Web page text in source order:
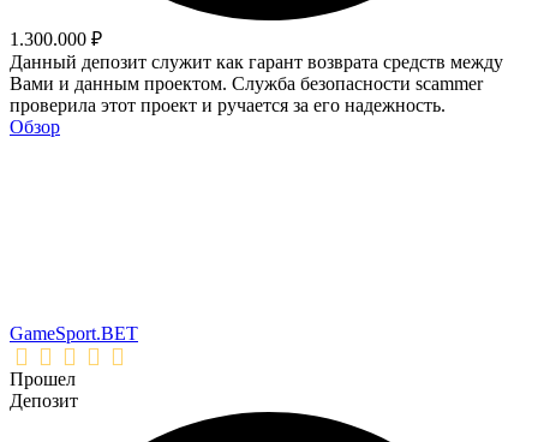
1.300.000 ₽
Данный депозит служит как гарант возврата средств между
Вами и данным проектом. Служба безопасности scammer
проверила этот проект и ручается за его надежность.
Обзор
GameSport.BET
Прошел
Депозит